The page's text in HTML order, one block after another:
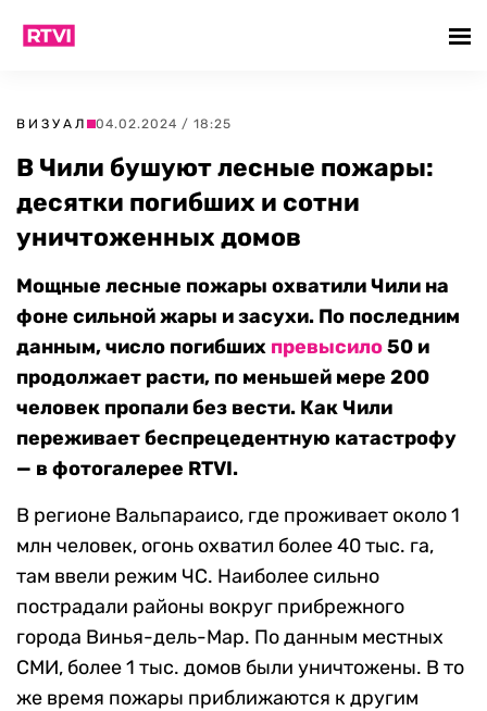
ВИЗУАЛ 04.02.2024 / 18:25
В Чили бушуют лесные пожары:
десятки погибших и сотни
уничтоженных домов
Мощные лесные пожары охватили Чили на
фоне сильной жары и засухи. По последним
данным, число погибших превысило50 и
продолжает расти, по меньшей мере 200
человек пропали без вести. Как Чили
переживает беспрецедентную катастрофу
— в фотогалерее RTVI.
В регионе Вальпараисо, где проживает около 1
млн человек, огонь охватил более 40 тыс. га,
там ввели режим ЧС. Наиболее сильно
пострадали районы вокруг прибрежного
города Винья-дель-Мар. По данным местных
СМИ, более 1 тыс. домов были уничтожены. В то
же время пожары приближаются к другим